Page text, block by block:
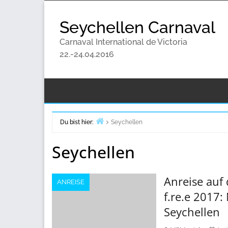
springenSeychellen Carnaval
Carnaval International de Victoria
22.-24.04.2016
Du bist hier:
Seychellen
Seychellen
ANREISE
Anreise auf
f.re.e 2017:
Seychellen